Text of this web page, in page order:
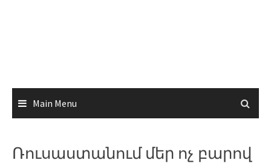
Main Menu
Ռուսաստանում մեր ոչ բարով